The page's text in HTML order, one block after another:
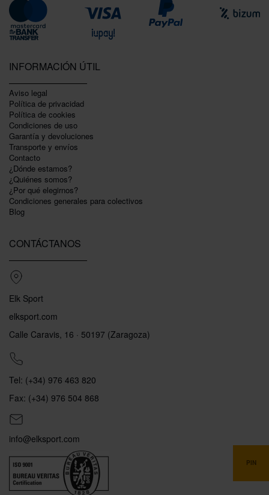
INFORMACIÓN ÚTIL
Aviso legal
Política de privacidad
Polí­tica de cookies
Condiciones de uso
Garantí­a y devoluciones
Transporte y envíos
Contacto
¿Dónde estamos?
¿Quiénes somos?
¿Por qué elegirnos?
Condiciones generales para colectivos
Blog
CONTÁCTANOS
Elk Sport
elksport.com
Calle Caravis, 16 · 50197 (Zaragoza)
Tel: (+34) 976 463 820
Fax: (+34) 976 504 868
info@elksport.com
PIN